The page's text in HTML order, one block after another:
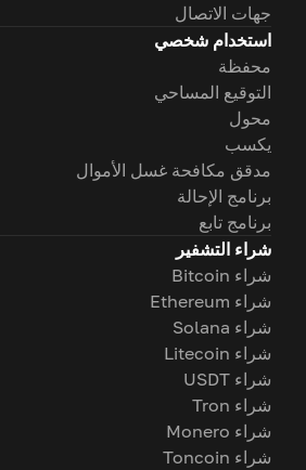
جهات الاتصال
استخدام شخصي
محفظة
التوقيع المساحي
محول
يكسب
مدقق مكافحة غسل الأموال
برنامج الإحالة
برنامج تابع
شراء التشفير
شراء Bitcoin
شراء Ethereum
شراء Solana
شراء Litecoin
شراء USDT
شراء Tron
شراء Monero
شراء Toncoin